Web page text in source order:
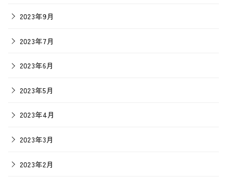
2023年9月
2023年7月
2023年6月
2023年5月
2023年4月
2023年3月
2023年2月